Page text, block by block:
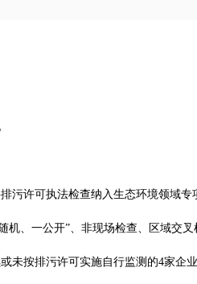
污许可执法检查纳入生态环境领域
机、一公开”、非现场检查、区域交
未按排污许可实施自行监测的4家企